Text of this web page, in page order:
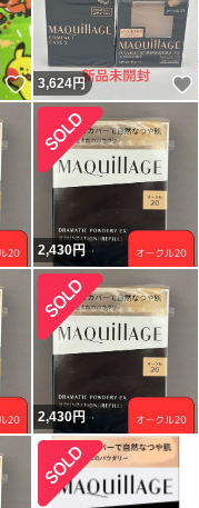
いいね！
3,624円
2,430円
2,430円